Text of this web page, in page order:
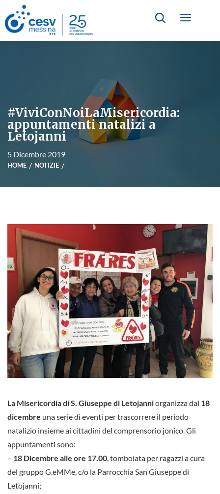
#ViviConNoiLaMisericordia:
appuntamenti natalizi a
Letojanni
5 Dicembre 2019
HOME NOTIZIE
La Misericordia di S. Giuseppe di Letojanniorganizza dal 18
dicembre una serie di eventi per trascorrere il periodo
natalizio insieme ai cittadini del comprensorio jonico. Gli
appuntamenti sono:
– 18 Dicembre alle ore 17.00, tombolata per ragazzi a cura
del gruppo G.eMMe, c/o la Parrocchia San Giuseppe di
Letojanni;